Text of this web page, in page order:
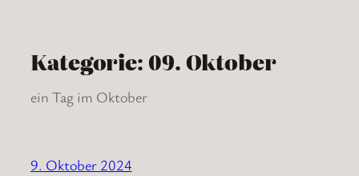
Kategorie: 09. Oktober
ein Tag im Oktober
9. Oktober 2024